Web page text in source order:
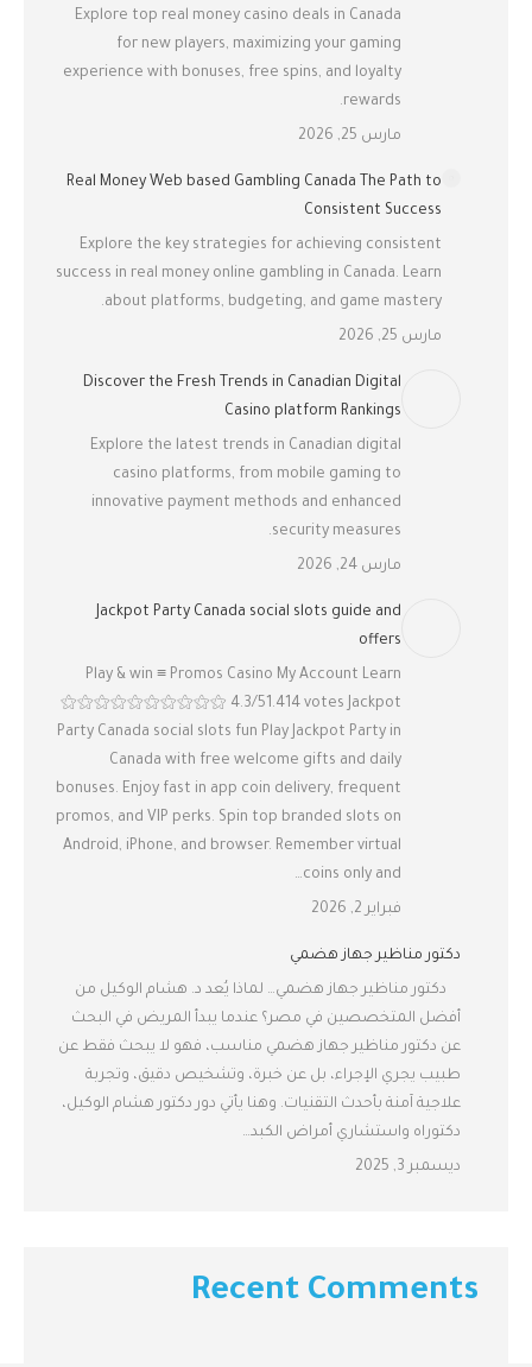
Explore top real money casino deals in Canada
for new players, maximizing your gaming
experience with bonuses, free spins, and loyalty
rewards.
مارس 25, 2026
Real Money Web based Gambling Canada The Path to
Consistent Success
Explore the key strategies for achieving consistent
success in real money online gambling in Canada. Learn
about platforms, budgeting, and game mastery.
مارس 25, 2026
Discover the Fresh Trends in Canadian Digital
Casino platform Rankings
Explore the latest trends in Canadian digital
casino platforms, from mobile gaming to
innovative payment methods and enhanced
security measures.
مارس 24, 2026
Jackpot Party Canada social slots guide and
offers
Play & win ≡ Promos Casino My Account Learn
⚝⚝⚝⚝⚝⚝⚝⚝⚝⚝ 4.3/51.414 votes Jackpot
Party Canada social slots fun Play Jackpot Party in
Canada with free welcome gifts and daily
bonuses. Enjoy fast in app coin delivery, frequent
promos, and VIP perks. Spin top branded slots on
Android, iPhone, and browser. Remember virtual
coins only and…
فبراير 2, 2026
دكتور مناظير جهاز هضمي
دكتور مناظير جهاز هضمي… لماذا يُعد د. هشام الوكيل من
أفضل المتخصصين في مصر؟ عندما يبدأ المريض في البحث
عن دكتور مناظير جهاز هضمي مناسب، فهو لا يبحث فقط عن
طبيب يجري الإجراء، بل عن خبرة، وتشخيص دقيق، وتجربة
علاجية آمنة بأحدث التقنيات. وهنا يأتي دور دكتور هشام الوكيل،
دكتوراه واستشاري أمراض الكبد…
ديسمبر 3, 2025
Recent Comments